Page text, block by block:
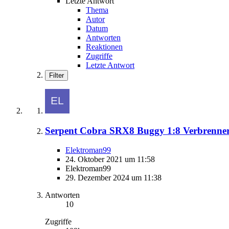
Thema
Autor
Datum
Antworten
Reaktionen
Zugriffe
Letzte Antwort
Filter
Serpent Cobra SRX8 Buggy 1:8
Elektroman99
24. Oktober 2021 um 11:58
Elektroman99
29. Dezember 2024 um 11:38
Antworten
10
Zugriffe